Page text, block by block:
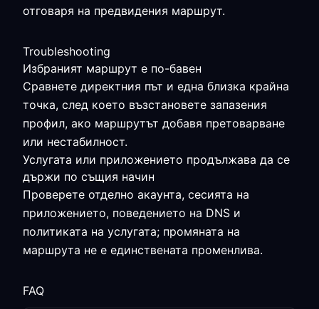
отговаря на предвидения маршрут.
Troubleshooting
Избраният маршрут е по-бавен
Сравнете директния път и една близка крайна
точка, след което възстановете запазения
профил, ако маршрутът добавя претоварване
или нестабилност.
Услугата или приложението продължава да се
държи по същия начин
Проверете отделно акаунта, сесията на
приложението, поведението на DNS и
политиката на услугата; промяната на
маршрута не е единствената променлива.
FAQ